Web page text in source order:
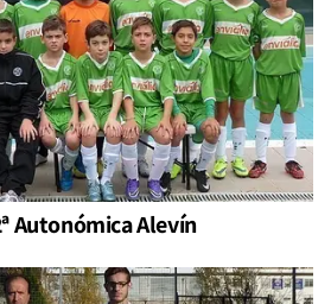
Autonómica Alevín